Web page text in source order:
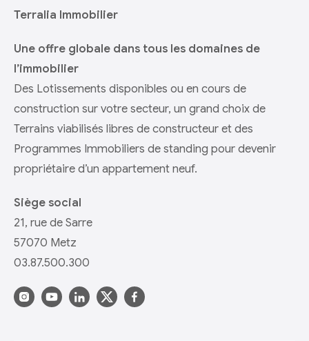
Terralia Immobilier
Une offre globale dans tous les domaines de
l’immobilier
Des Lotissements disponibles ou en cours de
construction sur votre secteur, un grand choix de
Terrains viabilisés libres de constructeur et des
Programmes Immobiliers de standing pour devenir
propriétaire d’un appartement neuf.
Siège social
21, rue de Sarre
57070 Metz
03.87.500.300